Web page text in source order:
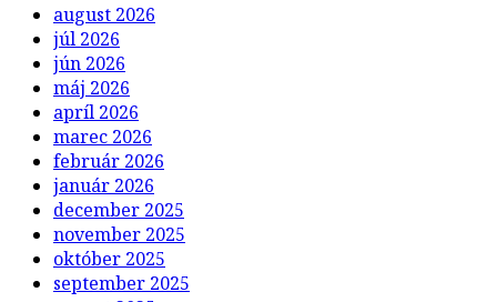
august 2026
júl 2026
jún 2026
máj 2026
apríl 2026
marec 2026
február 2026
január 2026
december 2025
november 2025
október 2025
september 2025